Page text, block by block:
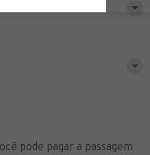
pode pagar a passagem